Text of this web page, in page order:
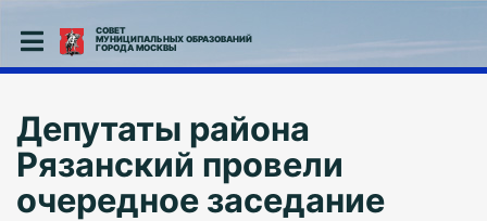
СОВЕТ
МУНИЦИПАЛЬНЫХ ОБРАЗОВАНИЙ
ГОРОДА МОСКВЫ
Депутаты района
Рязанский провели
очередное заседание